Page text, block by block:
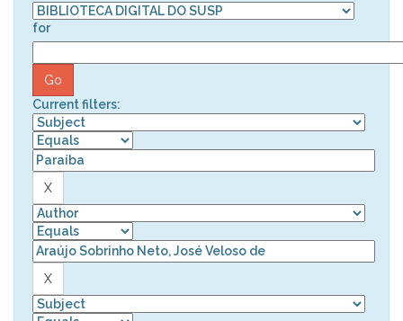
for
Current filters: